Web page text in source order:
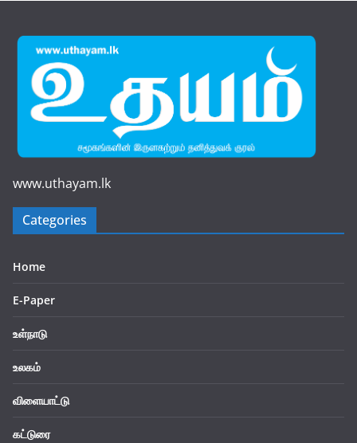
www.uthayam.lk
Categories
Home
E-Paper
உள்நாடு
உலகம்
விளையாட்டு
கட்டுரை